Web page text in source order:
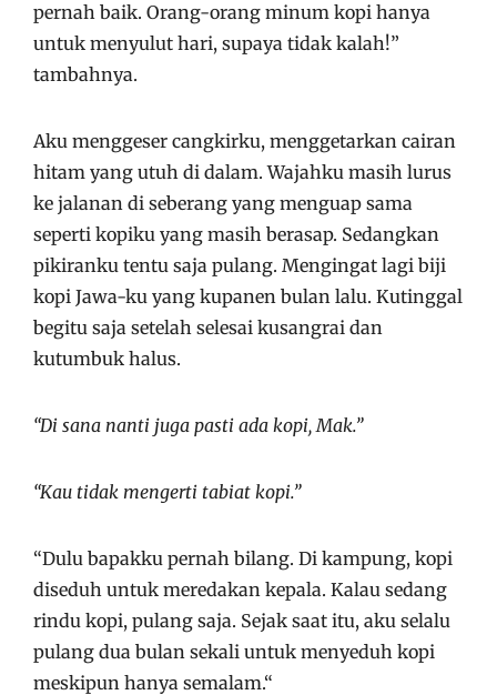
pernah baik. Orang-orang minum kopi hanya
untuk menyulut hari, supaya tidak kalah!”
tambahnya.
Aku menggeser cangkirku, menggetarkan cairan
hitam yang utuh di dalam. Wajahku masih lurus
ke jalanan di seberang yang menguap sama
seperti kopiku yang masih berasap. Sedangkan
pikiranku tentu saja pulang. Mengingat lagi biji
kopi Jawa-ku yang kupanen bulan lalu. Kutinggal
begitu saja setelah selesai kusangrai dan
kutumbuk halus.
“Di sana nanti juga pasti ada kopi, Mak.”
“Kau tidak mengerti tabiat kopi.”
“Dulu bapakku pernah bilang. Di kampung, kopi
diseduh untuk meredakan kepala. Kalau sedang
rindu kopi, pulang saja. Sejak saat itu, aku selalu
pulang dua bulan sekali untuk menyeduh kopi
meskipun hanya semalam.“